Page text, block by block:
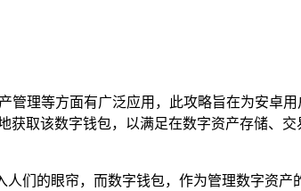
管理等方面有广泛应用，此攻略旨在为安卓
取该数字钱包，以满足在数字资产存储、
们的眼帘，而数字钱包，作为管理数字资产